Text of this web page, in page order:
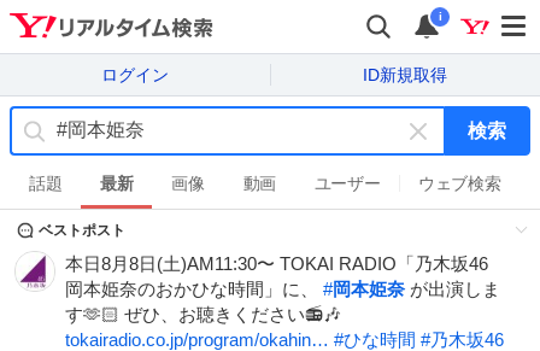
i
ログイン ID新規取得
キ
ー
ワ
ド
を
す
検索
話題 最新 画像 動画 ユーザー ウェブ検索
ベストポスト
本日8月8日(土)AM11:30〜 TOKAI RADIO「乃木坂46
岡本姫奈のおかひな時間」に、 #岡本姫奈 が出演しま
す🫶🏻 ぜひ、お聴きください📻🎶
tokairadio.co.jp/program/okahin… #ひな時間 #乃木坂46